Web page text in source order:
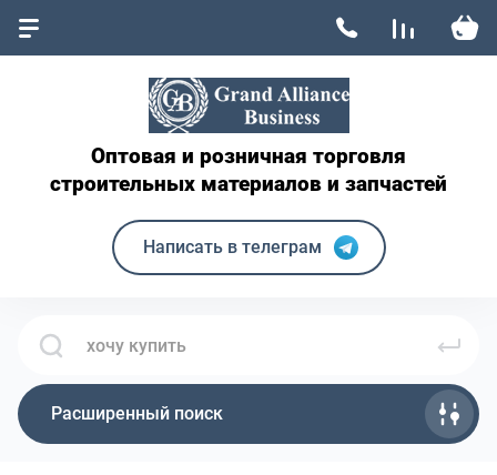
Оптовая и розничная торговля
строительных материалов и запчастей
Написать в телеграм
Расширенный поиск